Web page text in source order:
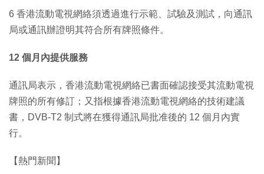
6 香港流動電視網絡須透過進行示範、試驗及測試，向通訊
局或通訊辦證明其符合所有牌照條件。
12 個月內提供服務
通訊局表示，香港流動電視網絡已書面確認接受其流動電視
牌照的所有修訂；又指根據香港流動電視網絡的技術建議
書，DVB-T2 制式將在獲得通訊局批准後的 12 個月內實
行。
【熱門新聞】